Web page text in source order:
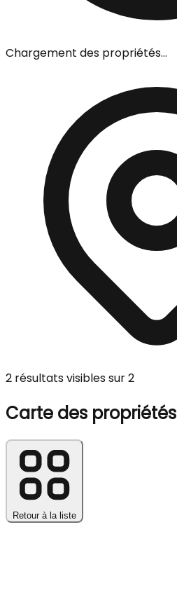
Chargement des propriétés…
2 résultats visibles sur 2
Carte des propriétés
Retour à la liste